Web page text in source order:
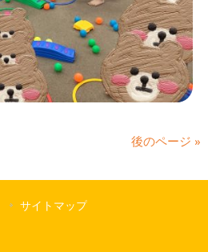
後のページ »
サイトマップ